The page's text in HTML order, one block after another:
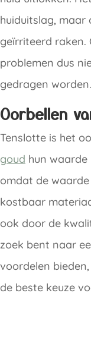
huiduitslag, maar
geïrriteerd raken.
problemen dus
gedragen worden.
Oorbellen
Tenslotte is het
goud hun
omdat de
kostbaar
ook door de
zoek bent naar
voordelen
de beste keuze